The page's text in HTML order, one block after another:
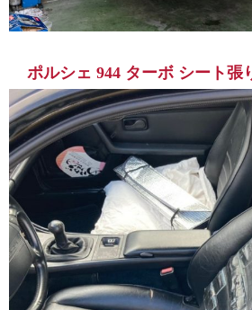
ポルシェ 944 ターボ シート張